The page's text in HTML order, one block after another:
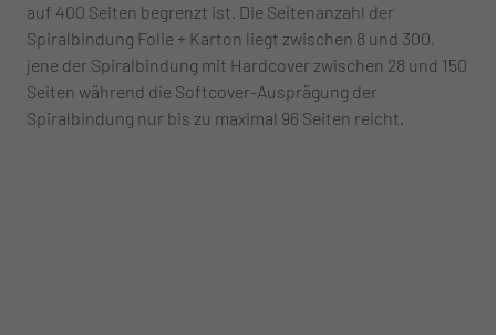
auf 400 Seiten begrenzt ist. Die Seitenanzahl der
Spiralbindung Folie + Karton liegt zwischen 8 und 300,
jene der Spiralbindung mit Hardcover zwischen 28 und 150
Seiten während die Softcover-Ausprägung der
Spiralbindung nur bis zu maximal 96 Seiten reicht.